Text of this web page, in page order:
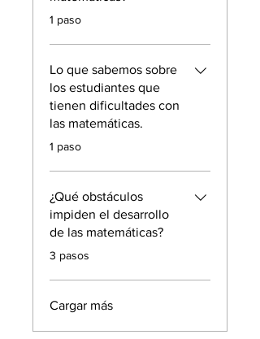
.1 paso
Lo que sabemos sobre
los estudiantes que
tienen dificultades con
las matemáticas.
.1 paso
¿Qué obstáculos
impiden el desarrollo
de las matemáticas?
.3 pasos
Cargar más